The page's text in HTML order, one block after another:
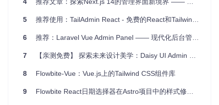
CRM系统
项目特点
丰富的组件：包括图表、表单、模态、抽屉、CRUD布局
响应式设计：适应不同设备尺寸，保证在移动设备和桌面
基于最新技术：结合Flowbite、Astro和Tailwind CSS，确
5 推荐使用：TailAdmin React - 免费的React和Tailwind CSS管理面板模板
6 推荐：Laravel Vue Admin Panel —— 现代化后台管理面板的完美选择！
7 【亲测免费】 探索未来设计美学：Daisy UI Admin Dashboard ——DashWind
8 Flowbite-Vue：Vue.js上的Tailwind CSS组件库
9 Flowbite React日期选择器在Astro项目中的样式修复指南